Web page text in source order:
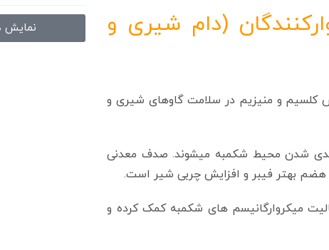
(دام شیری و
کلسیم و منیزیم در سلامت گاوهای شیری و
شدن محیط شکمبه میشوند. صدف معدنی
میکروارگانیسم‌ های شکمبه کمک کرده و
نمایش